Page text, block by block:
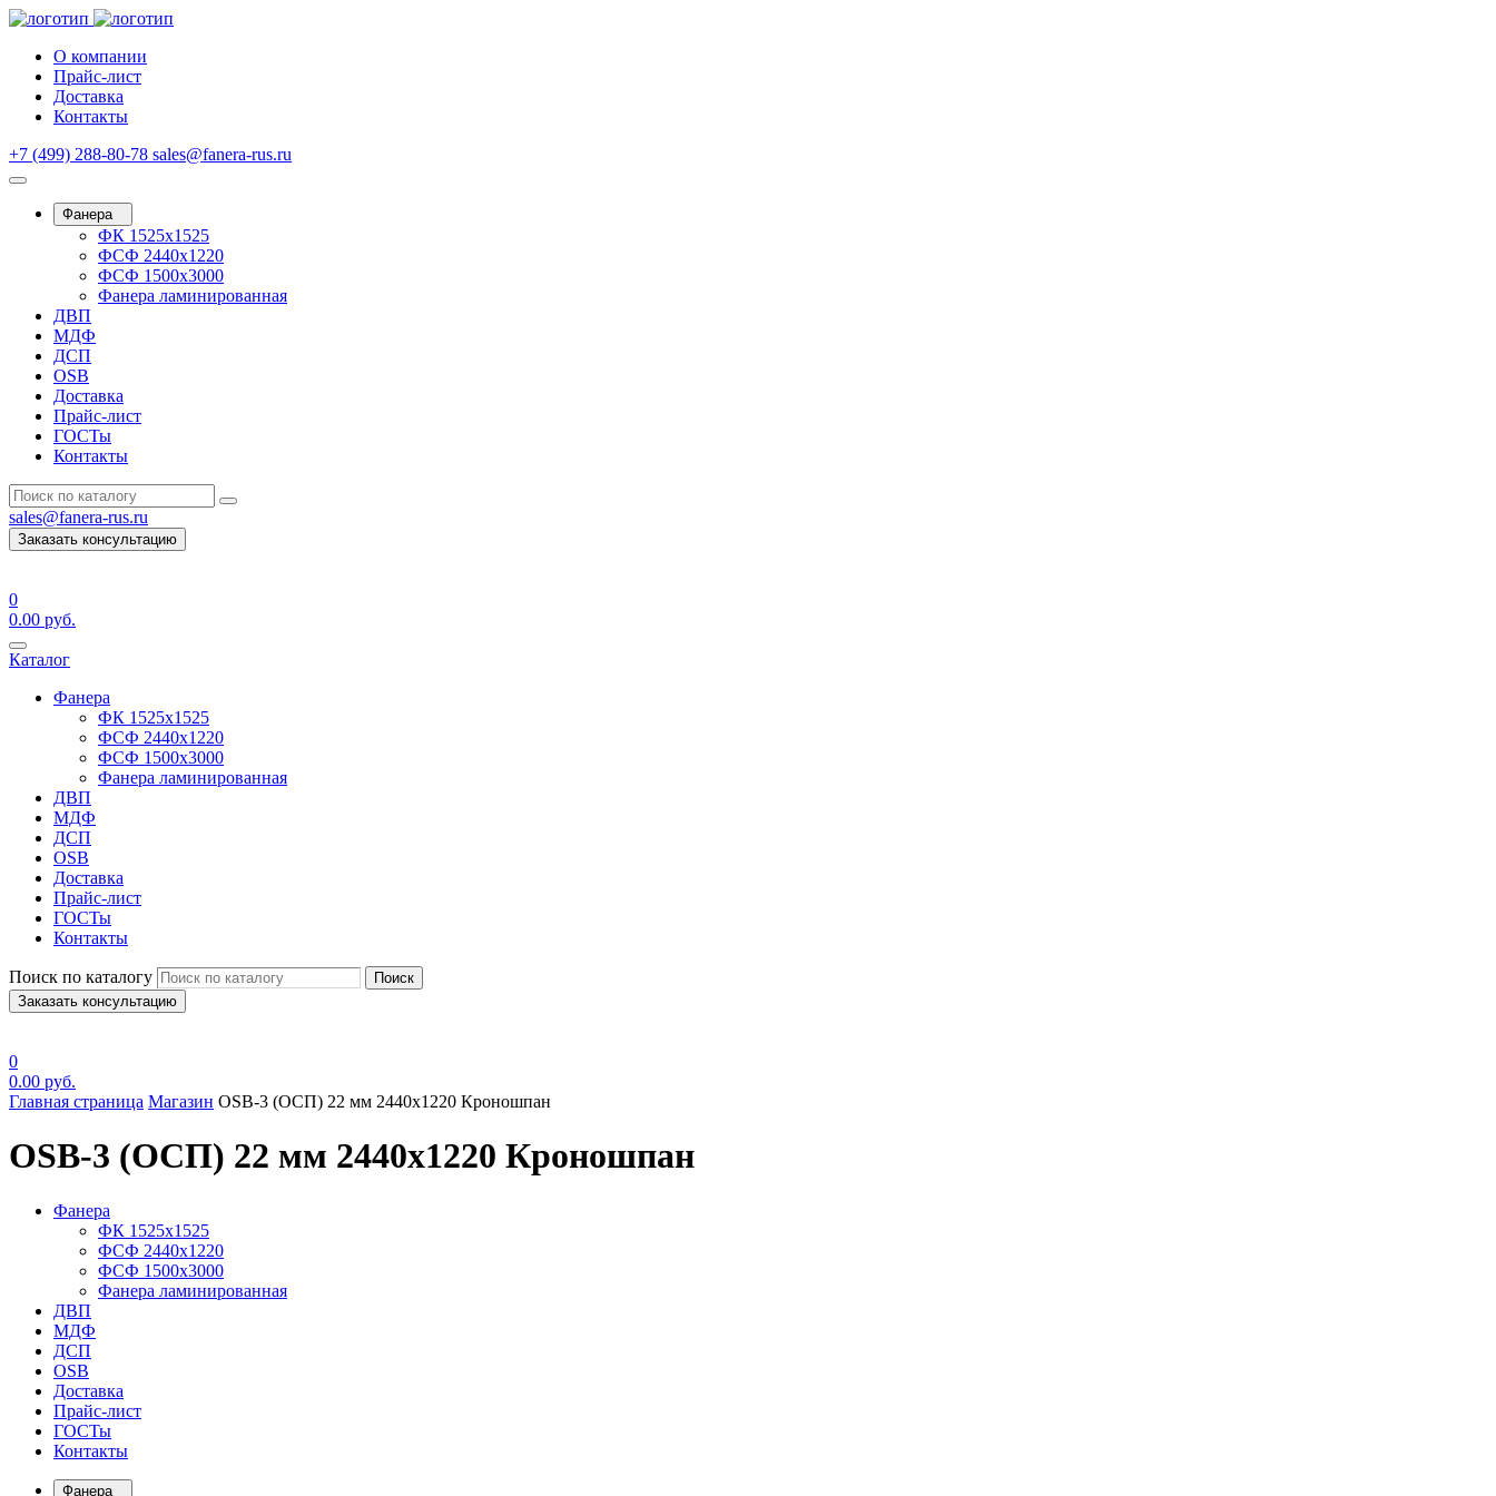
О компании
Прайс-лист
Доставка
Контакты
+7 (499) 288-80-78 sales@fanera-rus.ru
Фанера
ФК 1525х1525
ФСФ 2440х1220
ФСФ 1500х3000
Фанера ламинированная
ДВП
МДФ
ДСП
OSB
Доставка
Прайс-лист
ГОСТы
Контакты
sales@fanera-rus.ru
Заказать консультацию
0
0.00 руб.
Каталог
Фанера
ФК 1525х1525
ФСФ 2440х1220
ФСФ 1500х3000
Фанера ламинированная
ДВП
МДФ
ДСП
OSB
Доставка
Прайс-лист
ГОСТы
Контакты
Поиск по каталогу
Поиск
Заказать консультацию
0
0.00 руб.
Главная страница Магазин OSB-3 (ОСП) 22 мм 2440х1220 Кроношпан
OSB-3 (ОСП) 22 мм 2440х1220 Кроношпан
Фанера
ФК 1525х1525
ФСФ 2440х1220
ФСФ 1500х3000
Фанера ламинированная
ДВП
МДФ
ДСП
OSB
Доставка
Прайс-лист
ГОСТы
Контакты
Фанера